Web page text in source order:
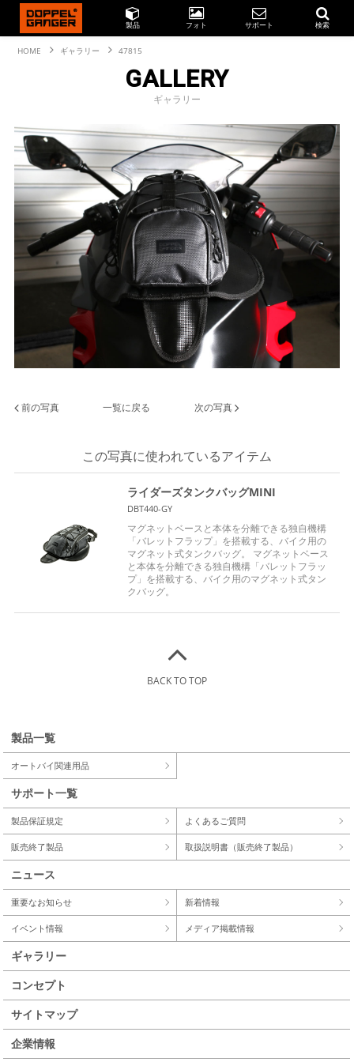
製品 フォト サポート 検索
HOME ギャラリー 47815
GALLERY
ギャラリー
前の写真 一覧に戻る 次の写真
この写真に使われているアイテム
ライダーズタンクバッグMINI
DBT440-GY
マグネットベースと本体を分離できる独自機構
「バレットフラップ」を搭載する、バイク用の
マグネット式タンクバッグ。 マグネットベース
と本体を分離できる独自機構「バレットフラッ
プ」を搭載する、バイク用のマグネット式タン
クバッグ。
BACK TO TOP
製品一覧
オートバイ関連用品
サポート一覧
製品保証規定 よくあるご質問
販売終了製品 取扱説明書（販売終了製品）
ニュース
重要なお知らせ 新着情報
イベント情報 メディア掲載情報
ギャラリー
コンセプト
サイトマップ
企業情報